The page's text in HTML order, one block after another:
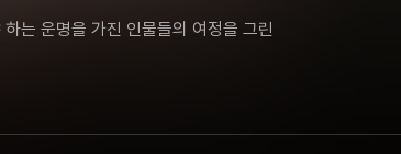
는 운명을 가진 인물들의 여정을 그린